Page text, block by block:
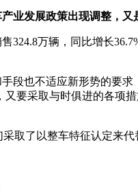
业发展政策出现调整，又
324.8万辆，同比增长
段也不适应新形势的要
要采取与时俱进的各项
取了以整车特征认定来代